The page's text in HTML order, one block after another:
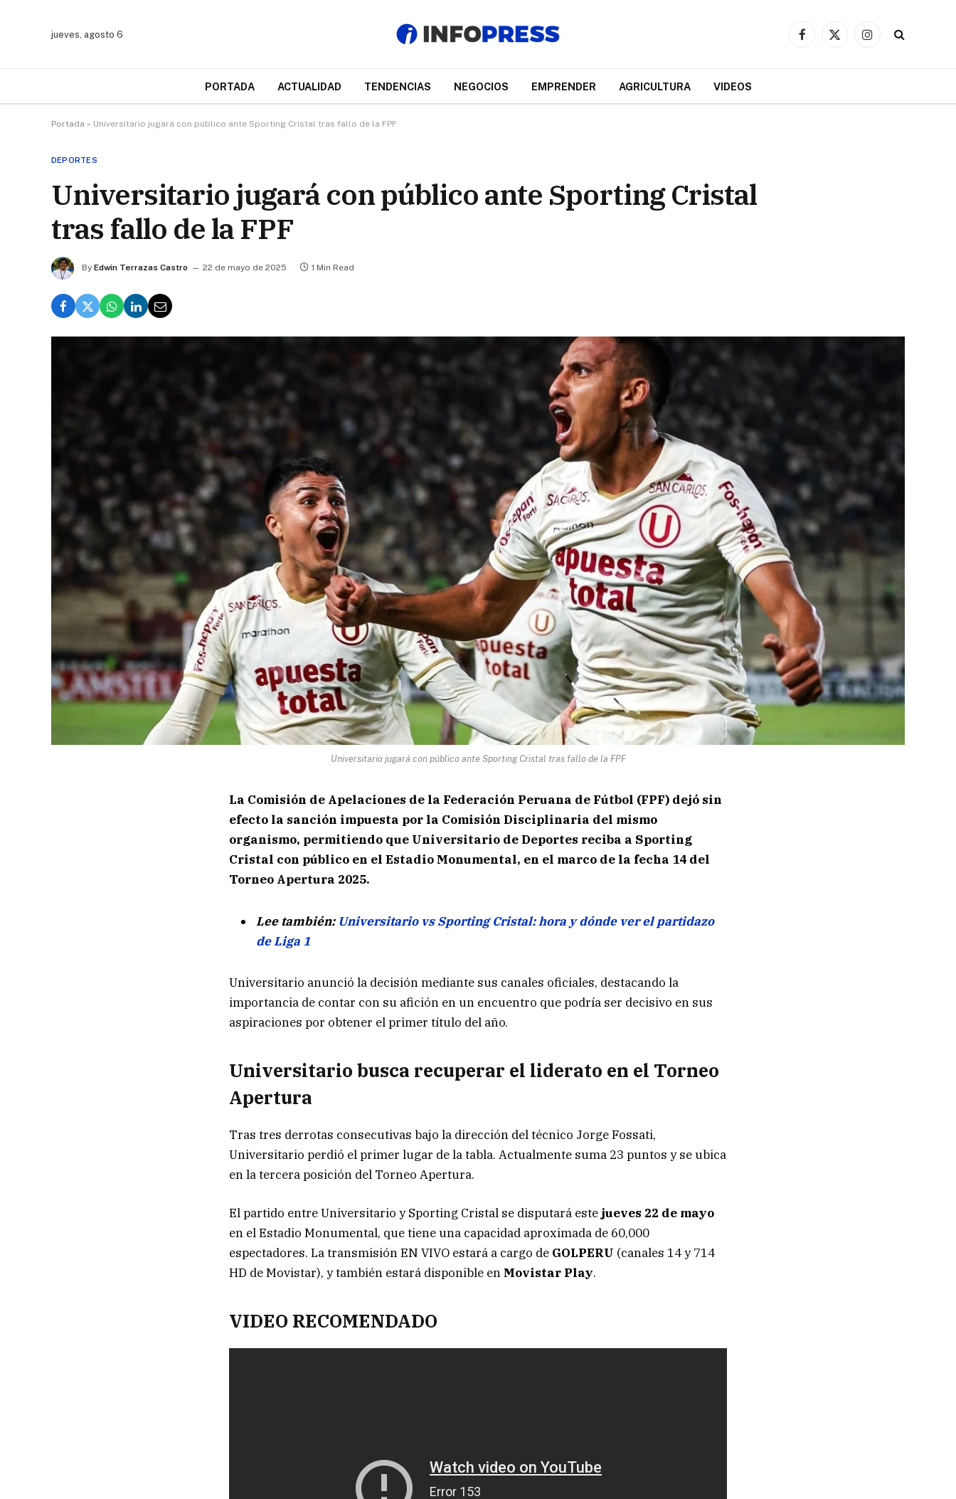
jueves, agosto 6
Facebook
X
Instagram
PORTADA ACTUALIDAD TENDENCIAS NEGOCIOS EMPRENDER AGRICULTURA VIDEOS
Portada » Universitario jugará con público ante Sporting Cristal tras fallo de la FPF
DEPORTES
Universitario jugará con público ante Sporting Cristal
tras fallo de la FPF
By Edwin Terrazas Castro 22 de mayo de 2025 1 Min Read
Universitario jugará con público ante Sporting Cristal tras fallo de la FPF
La Comisión de Apelaciones de la Federación Peruana de Fútbol (FPF) dejó sin
efecto la sanción impuesta por la Comisión Disciplinaria del mismo
organismo, permitiendo que Universitario de Deportes reciba a Sporting
Cristal con público en el Estadio Monumental, en el marco de la fecha 14 del
Torneo Apertura 2025.
Lee también: Universitario vs Sporting Cristal: hora y dónde ver el partidazo
de Liga 1
Universitario anunció la decisión mediante sus canales oficiales, destacando la
importancia de contar con su afición en un encuentro que podría ser decisivo en sus
aspiraciones por obtener el primer título del año.
Universitario busca recuperar el liderato en el Torneo
Apertura
Tras tres derrotas consecutivas bajo la dirección del técnico Jorge Fossati,
Universitario perdió el primer lugar de la tabla. Actualmente suma 23 puntos y se ubica
en la tercera posición del Torneo Apertura.
El partido entre Universitario y Sporting Cristal se disputará este jueves 22 de mayo
en el Estadio Monumental, que tiene una capacidad aproximada de 60,000
espectadores. La transmisión EN VIVO estará a cargo de GOLPERU (canales 14 y 714
HD de Movistar), y también estará disponible en Movistar Play.
VIDEO RECOMENDADO